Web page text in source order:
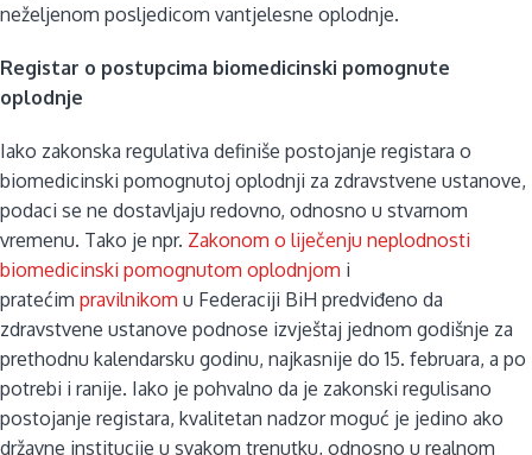
neželjenom posljedicom vantjelesne oplodnje.
Registar o postupcima biomedicinski pomognute
oplodnje
Iako zakonska regulativa definiše postojanje registara o
biomedicinski pomognutoj oplodnji za zdravstvene ustanove,
podaci se ne dostavljaju redovno, odnosno u stvarnom
vremenu. Tako je npr. Zakonom o liječenju neplodnosti
biomedicinski pomognutom oplodnjom i
pratećim pravilnikom u Federaciji BiH predviđeno da
zdravstvene ustanove podnose izvještaj jednom godišnje za
prethodnu kalendarsku godinu, najkasnije do 15. februara, a po
potrebi i ranije. Iako je pohvalno da je zakonski regulisano
postojanje registara, kvalitetan nadzor moguć je jedino ako
državne institucije u svakom trenutku, odnosno u realnom